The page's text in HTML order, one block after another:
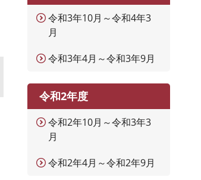
令和3年10月～令和4年3
月
令和3年4月～令和3年9月
令和2年度
令和2年10月～令和3年3
月
令和2年4月～令和2年9月